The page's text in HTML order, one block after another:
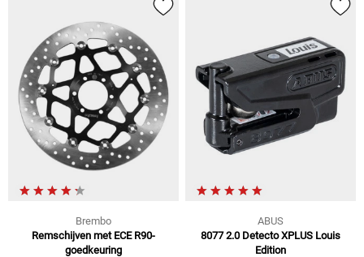
Brembo
Remschijven met ECE R90-
goedkeuring
ABUS
8077 2.0 Detecto XPLUS Louis
Edition